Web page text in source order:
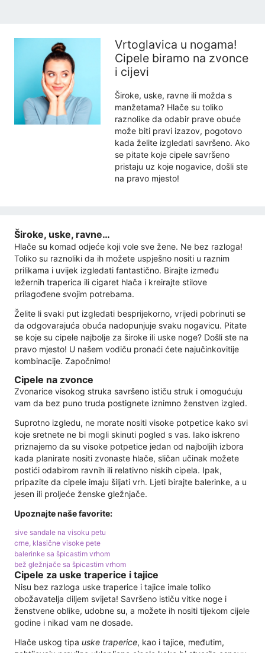
Vrtoglavica u nogama!
Cipele biramo na zvonce
i cijevi
Široke, uske, ravne ili možda s
manžetama? Hlače su toliko
raznolike da odabir prave obuće
može biti pravi izazov, pogotovo
kada želite izgledati savršeno. Ako
se pitate koje cipele savršeno
pristaju uz koje nogavice, došli ste
na pravo mjesto!
Široke, uske, ravne…
Hlače su komad odjeće koji vole sve žene. Ne bez razloga!
Toliko su raznoliki da ih možete uspješno nositi u raznim
prilikama i uvijek izgledati fantastično. Birajte između
ležernih traperica ili cigaret hlača i kreirajte stilove
prilagođene svojim potrebama.
Želite li svaki put izgledati besprijekorno, vrijedi pobrinuti se
da odgovarajuća obuća nadopunjuje svaku nogavicu. Pitate
se koje su cipele najbolje za široke ili uske noge? Došli ste na
pravo mjesto! U našem vodiču pronaći ćete najučinkovitije
kombinacije. Započnimo!
Cipele na zvonce
Zvonarice visokog struka savršeno ističu struk i omogućuju
vam da bez puno truda postignete iznimno ženstven izgled.
Suprotno izgledu, ne morate nositi visoke potpetice kako svi
koje sretnete ne bi mogli skinuti pogled s vas. Iako iskreno
priznajemo da su visoke potpetice jedan od najboljih izbora
kada planirate nositi zvonaste hlače, sličan učinak možete
postići odabirom ravnih ili relativno niskih cipela. Ipak,
pripazite da cipele imaju šiljati vrh. Ljeti birajte balerinke, a u
jesen ili proljeće ženske gležnjače.
Upoznajte naše favorite:
sive sandale na visoku petu
crne, klasične visoke pete
balerinke sa špicastim vrhom
bež gležnjače sa špicastim vrhom
Cipele za uske traperice i tajice
Nisu bez razloga uske traperice i tajice imale toliko
obožavatelja diljem svijeta! Savršeno ističu vitke noge i
ženstvene oblike, udobne su, a možete ih nositi tijekom cijele
godine i nikad vam ne dosade.
Hlače uskog tipa uske traperice, kao i tajice, međutim,